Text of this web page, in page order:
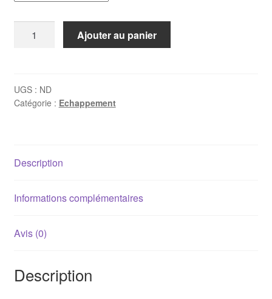
Porsche
Boxster
-
Sound"
Ajouter au panier
UGS : ND
Catégorie : Echappement
Description
Informations complémentaires
Avis (0)
Description